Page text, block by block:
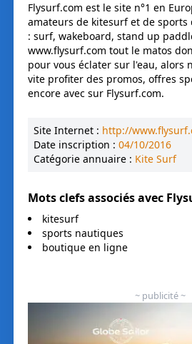
Flysurf.com est le site n°1 en
amateurs de kitesurf et de sports
: surf, wakeboard, stand up
www.flysurf.com tout le matos
pour vous éclater sur l'eau, alors
vite profiter des promos, offres
encore avec sur Flysurf.com.
Site Internet : http://
Date inscription : 04/10/2016
Catégorie annuaire : Kite Surf
Mots clefs associés avec
kitesurf
sports nautiques
boutique en ligne
~ publicité ~